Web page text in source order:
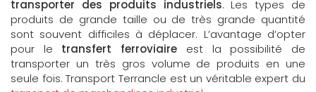
transporter des produits industriels. Les types de
produits de grande taille ou de très grande quantité
sont souvent difficiles à déplacer. L’avantage d’opter
pour le transfert ferroviaire est la possibilité de
transporter un très gros volume de produits en une
seule fois. Transport Terrancle est un véritable expert du